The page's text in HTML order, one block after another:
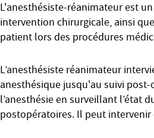
L'anesthésiste-réanimateur est
intervention chirurgicale, ainsi
patient lors des procédures
L’anesthésiste réanimateur
anesthésique jusqu'au suivi
l’anesthésie en surveillant l’état
postopératoires. Il peut intervenir